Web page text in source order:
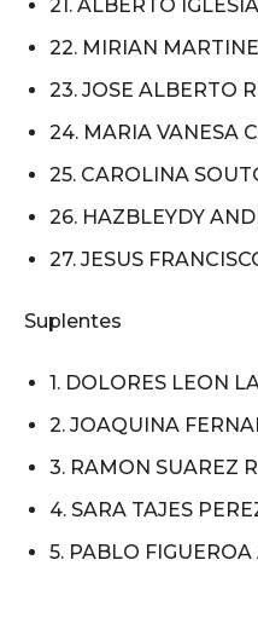
21. ALBERTO
22. MIRIAN
23. JOSE ALBERTO
24. MARIA VANESA
25. CAROLINA
26. HAZBLEYDY
27. JESUS
Suplentes
1. DOLORES LEON
2. JOAQUINA
3. RAMON SUAREZ
4. SARA TAJES
5. PABLO